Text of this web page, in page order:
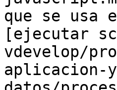
que se usa
[ejecutar
vdevelop/
aplicacion-